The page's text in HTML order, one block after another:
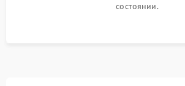
состоянии.